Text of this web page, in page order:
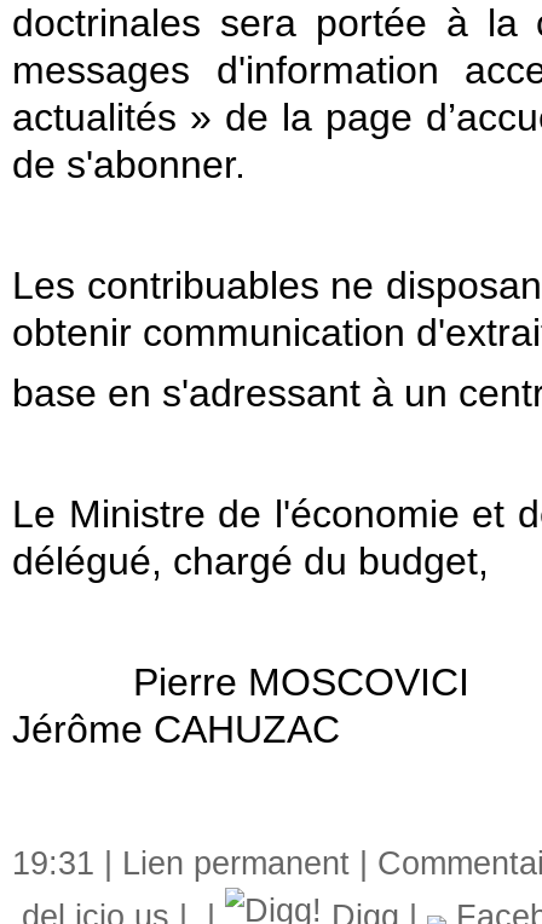
doctrinales sera portée à la
messages d'information
actualités » de la page
de s'abonner.
Les contribuables ne
obtenir communication
base en s'adressant à un
Le Ministre de l'économie et
délégué, chargé du budget,
Pierre MOSCOVICI
Jérôme CAHUZAC
19:31 | Lien permanent